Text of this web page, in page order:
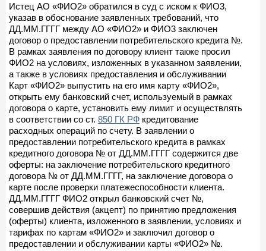
Истец АО «ФИО2» обратился в суд с иском к ФИО3,
указав в обоснование заявленных требований, что
ДД.ММ.ГГГГ между АО «ФИО2» и ФИО3 заключен
договор о предоставлении потребительского кредита №.
В рамках заявления по договору клиент также просил
ФИО2 на условиях, изложенных в указанном заявлении,
а также в условиях предоставления и обслуживании
Карт «ФИО2» выпустить на его имя карту «ФИО2»,
открыть ему банковский счет, используемый в рамках
договора о карте, установить ему лимит и осуществлять
в соответствии со ст. 850 ГК РФ кредитование
расходных операций по счету. В заявлении о
предоставлении потребительского кредита в рамках
кредитного договора № от ДД.ММ.ГГГГ содержится две
оферты: на заключение потребительского кредитного
договора № от ДД.ММ.ГГГГ, на заключение договора о
карте после проверки платежеспособности клиента.
ДД.ММ.ГГГГ ФИО2 открыл банковский счет №,
совершив действия (акцепт) по принятию предложения
(оферты) клиента, изложенного в заявлении, условиях и
тарифах по картам «ФИО2» и заключил договор о
предоставлении и обслуживании карты «ФИО2» №.